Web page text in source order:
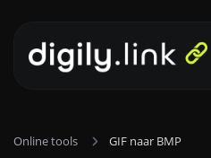
Online tools GIF naar BMP